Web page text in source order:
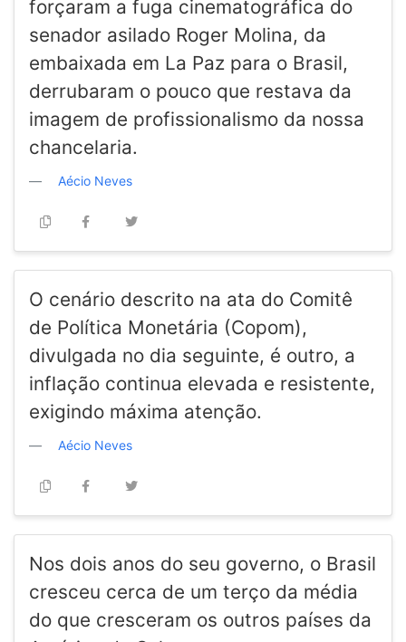
forçaram a fuga cinematográfica do
senador asilado Roger Molina, da
embaixada em La Paz para o Brasil,
derrubaram o pouco que restava da
imagem de profissionalismo da nossa
chancelaria.
Aécio Neves
O cenário descrito na ata do Comitê
de Política Monetária (Copom),
divulgada no dia seguinte, é outro, a
inflação continua elevada e resistente,
exigindo máxima atenção.
Aécio Neves
Nos dois anos do seu governo, o Brasil
cresceu cerca de um terço da média
do que cresceram os outros países da